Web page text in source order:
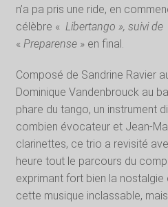
n’a pa pris une ride, en
célèbre « Libertango », suivi de
« Preparense» en final.
Composé de Sandrine Ravier
Dominique Vandenbrouck au
phare du tango, un instrument
combien évocateur et Jean-
clarinettes, ce trio a revisité
heure tout le parcours du
exprimant fort bien la nostalgie
cette musique inclassable,